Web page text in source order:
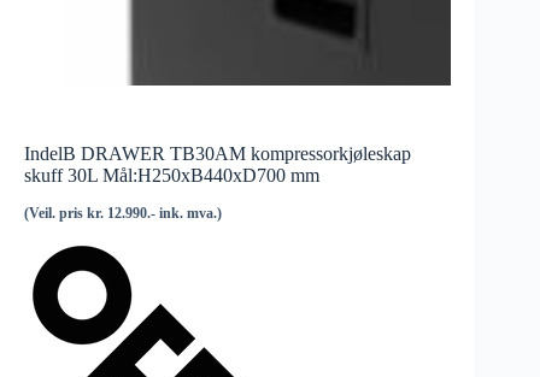
IndelB DRAWER TB30AM kompressorkjøleskap
skuff 30L Mål:H250xB440xD700 mm
(Veil. pris kr. 12.990.- ink. mva.)